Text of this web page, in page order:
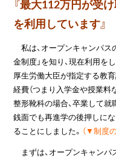
『最大112万円が受
を利用しています』
私は、オープンキャンパス
金制度」を知り、現在利用を
厚生労働大臣が指定する教
経費（つまり入学金や授業料
整形靴科の場合、卒業して
銭面でも再進学の後押しに
ることにしました。 （▼制度
まずは、オープンキャンパ